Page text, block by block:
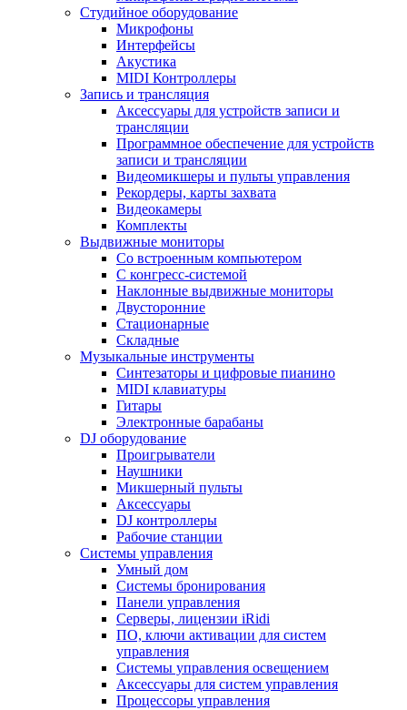
Студийное оборудование
Микрофоны
Интерфейсы
Акустика
MIDI Контроллеры
Запись и трансляция
Аксессуары для устройств записи и
трансляции
Программное обеспечение для устройств
записи и трансляции
Видеомикшеры и пульты управления
Рекордеры, карты захвата
Видеокамеры
Комплекты
Выдвижные мониторы
Со встроенным компьютером
С конгресс-системой
Наклонные выдвижные мониторы
Двусторонние
Стационарные
Складные
Музыкальные инструменты
Синтезаторы и цифровые пианино
MIDI клавиатуры
Гитары
Электронные барабаны
DJ оборудование
Проигрыватели
Наушники
Микшерный пульты
Аксессуары
DJ контроллеры
Рабочие станции
Системы управления
Умный дом
Системы бронирования
Панели управления
Серверы, лицензии iRidi
ПО, ключи активации для систем
управления
Системы управления освещением
Аксессуары для систем управления
Процессоры управления